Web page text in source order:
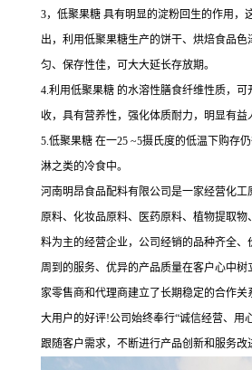
3，低聚果糖 具有明显的淀粉回生的作用，
出，利用低聚果糖生产的饼干、烘焙食品
匀、保存性佳，可大大延长存放期。
4.利用低聚果糖 的水溶性膳食纤维性质，可
收，具有营养性，强化体质耐力，明显有益
5.低聚果糖 在一25 ~5摄氏度的低温下购存
淋之类的冷食中。
河南明昂食品配料有限公司是一家经营化工
原料、化妆品原料、医药原料、植物提取物
料为主的经营企业，公司经销的品种齐全
周到的服务、优异的产品质量在客户心中
家零售商和代理商建立了长期稳定的合作
大用户的好评!公司始终奉行“诚信经营、用
跟随客户需求，不断进行产品创新和服务改